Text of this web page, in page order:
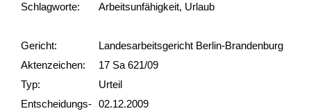
Schlag­worte: Arbeitsunfähigkeit, Urlaub
Gericht:
Landesarbeitsgericht Berlin-Brandenburg
Akten­zeichen:
17 Sa 621/09
Typ:
Urteil
Ent­scheid­ungs­ 02.12.2009